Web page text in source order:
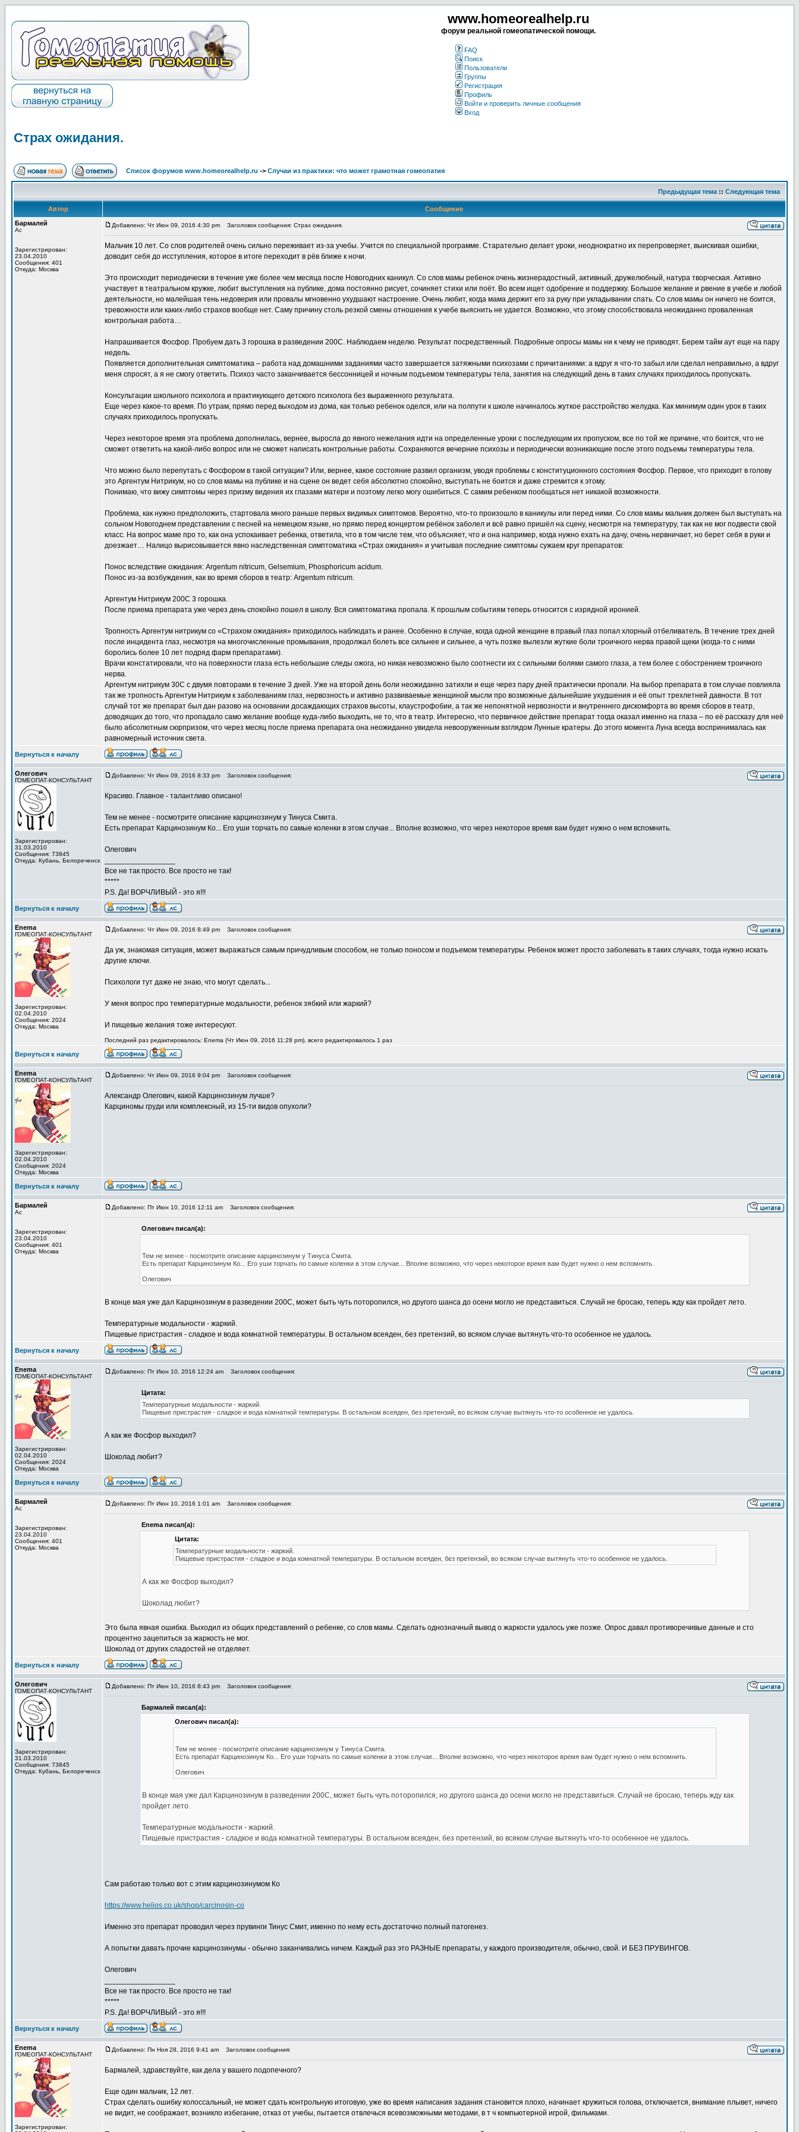
www.homeorealhelp.ru
форум реальной гомеопатической помощи.
FAQ
Поиск
Пользователи
Группы
Регистрация
Профиль
Войти и проверить личные сообщения
Вход
Страх ожидания.
Список форумов www.homeorealhelp.ru -> Случаи из практики: что может грамотная гомеопатия
Предыдущая тема :: Следующая тема
Автор
Сообщение
Бармалей
Ас
Зарегистрирован:
23.04.2010
Сообщения: 401
Откуда: Москва
Добавлено: Чт Июн 09, 2016 4:30 pm Заголовок сообщения: Страх ожидания.
Мальчик 10 лет. Со слов родителей очень сильно переживает из-за учебы. Учится по специальной программе. Старательно делает уроки, неоднократно их перепроверяет, выискивая ошибки,
доводит себя до исступления, которое в итоге переходит в рёв ближе к ночи.
Это происходит периодически в течение уже более чем месяца после Новогодних каникул. Со слов мамы ребенок очень жизнерадостный, активный, дружелюбный, натура творческая. Активно
участвует в театральном кружке, любит выступления на публике, дома постоянно рисует, сочиняет стихи или поёт. Во всем ищет одобрение и поддержку. Большое желание и рвение в учебе и любой
деятельности, но малейшая тень недоверия или провалы мгновенно ухудшают настроение. Очень любит, когда мама держит его за руку при укладывании спать. Со слов мамы он ничего не боится,
тревожности или каких-либо страхов вообще нет. Саму причину столь резкой смены отношения к учебе выяснить не удается. Возможно, что этому способствовала неожиданно проваленная
контрольная работа…
Напрашивается Фосфор. Пробуем дать 3 горошка в разведении 200С. Наблюдаем неделю. Результат посредственный. Подробные опросы мамы ни к чему не приводят. Берем тайм аут еще на пару
недель.
Появляется дополнительная симптоматика – работа над домашними заданиями часто завершается затяжными психозами с причитаниями: а вдруг я что-то забыл или сделал неправильно, а вдруг
меня спросят, а я не смогу ответить. Психоз часто заканчивается бессонницей и ночным подъемом температуры тела, занятия на следующий день в таких случаях приходилось пропускать.
Консультации школьного психолога и практикующего детского психолога без выраженного результата.
Еще через какое-то время. По утрам, прямо перед выходом из дома, как только ребенок оделся, или на полпути к школе начиналось жуткое расстройство желудка. Как минимум один урок в таких
случаях приходилось пропускать.
Через некоторое время эта проблема дополнилась, вернее, выросла до явного нежелания идти на определенные уроки с последующим их пропуском, все по той же причине, что боится, что не
сможет ответить на какой-либо вопрос или не сможет написать контрольные работы. Сохраняются вечерние психозы и периодически возникающие после этого подъемы температуры тела.
Что можно было перепутать с Фосфором в такой ситуации? Или, вернее, какое состояние развил организм, уводя проблемы с конституционного состояния Фосфор. Первое, что приходит в голову
это Аргентум Нитрикум, но со слов мамы на публике и на сцене он ведет себя абсолютно спокойно, выступать не боится и даже стремится к этому.
Понимаю, что вижу симптомы через призму видения их глазами матери и поэтому легко могу ошибиться. С самим ребенком пообщаться нет никакой возможности.
Проблема, как нужно предположить, стартовала много раньше первых видимых симптомов. Вероятно, что-то произошло в каникулы или перед ними. Со слов мамы мальчик должен был выступать на
сольном Новогоднем представлении с песней на немецком языке, но прямо перед концертом ребёнок заболел и всё равно пришёл на сцену, несмотря на температуру, так как не мог подвести свой
класс. На вопрос маме про то, как она успокаивает ребенка, ответила, что в том числе тем, что объясняет, что и она например, когда нужно ехать на дачу, очень нервничает, но берет себя в руки и
доезжает… Налицо вырисовывается явно наследственная симптоматика «Страх ожидания» и учитывая последние симптомы сужаем круг препаратов:
Понос вследствие ожидания: Argentum nitricum, Gelsemium, Phosphoricum acidum.
Понос из-за возбуждения, как во время сборов в театр: Argentum nitricum.
Аргентум Нитрикум 200С 3 горошка.
После приема препарата уже через день спокойно пошел в школу. Вся симптоматика пропала. К прошлым событиям теперь относится с изрядной иронией.
Тропность Аргентум нитрикум со «Страхом ожидания» приходилось наблюдать и ранее. Особенно в случае, когда одной женщине в правый глаз попал хлорный отбеливатель. В течение трех дней
после инцидента глаз, несмотря на многочисленные промывания, продолжал болеть все сильнее и сильнее, а чуть позже вылезли жуткие боли троичного нерва правой щеки (когда-то с ними
боролись более 10 лет подряд фарм препаратами).
Врачи констатировали, что на поверхности глаза есть небольшие следы ожога, но никак невозможно было соотнести их с сильными болями самого глаза, а тем более с обострением троичного
нерва.
Аргентум нитрикум 30С с двумя повторами в течение 3 дней. Уже на второй день боли неожиданно затихли и еще через пару дней практически пропали. На выбор препарата в том случае повлияла
так же тропность Аргентум Нитрикум к заболеваниям глаз, нервозность и активно развиваемые женщиной мысли про возможные дальнейшие ухудшения и её опыт трехлетней давности. В тот
случай тот же препарат был дан разово на основании досаждающих страхов высоты, клаустрофобии, а так же непонятной нервозности и внутреннего дискомфорта во время сборов в театр,
доводящих до того, что пропадало само желание вообще куда-либо выходить, не то, что в театр. Интересно, что первичное действие препарат тогда оказал именно на глаза – по её рассказу для неё
было абсолютным сюрпризом, что через месяц после приема препарата она неожиданно увидела невооруженным взглядом Лунные кратеры. До этого момента Луна всегда воспринималась как
равномерный источник света.
Вернуться к началу
Олегович
ГОМЕОПАТ-КОНСУЛЬТАНТ
Зарегистрирован:
31.03.2010
Сообщения: 73845
Откуда: Кубань, Белореченск
Добавлено: Чт Июн 09, 2016 8:33 pm Заголовок сообщения:
Красиво. Главное - талантливо описано!
Тем не менее - посмотрите описание карцинозинум у Тинуса Смита.
Есть препарат Карцинозинум Ко... Его уши торчать по самые коленки в этом случае... Вполне возможно, что через некоторое время вам будет нужно о нем вспомнить.
Олегович
Все не так просто. Все просто не так!
*****
P.S. Да! ВОРЧЛИВЫЙ - это я!!!
Вернуться к началу
Enema
ГОМЕОПАТ-КОНСУЛЬТАНТ
Зарегистрирован:
02.04.2010
Сообщения: 2024
Откуда: Москва
Добавлено: Чт Июн 09, 2016 8:49 pm Заголовок сообщения:
Да уж, знакомая ситуация, может выражаться самым причудливым способом, не только поносом и подъемом температуры. Ребенок может просто заболевать в таких случаях, тогда нужно искать
другие ключи.
Психологи тут даже не знаю, что могут сделать...
У меня вопрос про температурные модальности, ребенок зябкий или жаркий?
И пищевые желания тоже интересуют.
Последний раз редактировалось: Enema (Чт Июн 09, 2016 11:28 pm), всего редактировалось 1 раз
Вернуться к началу
Enema
ГОМЕОПАТ-КОНСУЛЬТАНТ
Зарегистрирован:
02.04.2010
Сообщения: 2024
Откуда: Москва
Добавлено: Чт Июн 09, 2016 9:04 pm Заголовок сообщения:
Александр Олегович, какой Карцинозинум лучше?
Карциномы груди или комплексный, из 15-ти видов опухоли?
Вернуться к началу
Бармалей
Ас
Зарегистрирован:
23.04.2010
Сообщения: 401
Откуда: Москва
Добавлено: Пт Июн 10, 2016 12:11 am Заголовок сообщения:
Олегович писал(а):
Тем не менее - посмотрите описание карцинозинум у Тинуса Смита.
Есть препарат Карцинозинум Ко... Его уши торчать по самые коленки в этом случае... Вполне возможно, что через некоторое время вам будет нужно о нем вспомнить.
Олегович
В конце мая уже дал Карцинозинум в разведении 200С, может быть чуть поторопился, но другого шанса до осени могло не представиться. Случай не бросаю, теперь жду как пройдет лето.
Температурные модальности - жаркий.
Пищевые пристрастия - сладкое и вода комнатной температуры. В остальном всеяден, без претензий, во всяком случае вытянуть что-то особенное не удалось.
Вернуться к началу
Enema
ГОМЕОПАТ-КОНСУЛЬТАНТ
Зарегистрирован:
02.04.2010
Сообщения: 2024
Откуда: Москва
Добавлено: Пт Июн 10, 2016 12:24 am Заголовок сообщения:
Цитата:
Температурные модальности - жаркий.
Пищевые пристрастия - сладкое и вода комнатной температуры. В остальном всеяден, без претензий, во всяком случае вытянуть что-то особенное не удалось.
А как же Фосфор выходил?
Шоколад любит?
Вернуться к началу
Бармалей
Ас
Зарегистрирован:
23.04.2010
Сообщения: 401
Откуда: Москва
Добавлено: Пт Июн 10, 2016 1:01 am Заголовок сообщения:
Enema писал(а):
Цитата:
Температурные модальности - жаркий.
Пищевые пристрастия - сладкое и вода комнатной температуры. В остальном всеяден, без претензий, во всяком случае вытянуть что-то особенное не удалось.
А как же Фосфор выходил?
Шоколад любит?
Это была явная ошибка. Выходил из общих представлений о ребенке, со слов мамы. Сделать однозначный вывод о жаркости удалось уже позже. Опрос давал противоречивые данные и сто
процентно зацепиться за жаркость не мог.
Шоколад от других сладостей не отделяет.
Вернуться к началу
Олегович
ГОМЕОПАТ-КОНСУЛЬТАНТ
Зарегистрирован:
31.03.2010
Сообщения: 73845
Откуда: Кубань, Белореченск
Добавлено: Пт Июн 10, 2016 8:43 pm Заголовок сообщения:
Бармалей писал(а):
Олегович писал(а):
Тем не менее - посмотрите описание карцинозинум у Тинуса Смита.
Есть препарат Карцинозинум Ко... Его уши торчать по самые коленки в этом случае... Вполне возможно, что через некоторое время вам будет нужно о нем вспомнить.
Олегович
В конце мая уже дал Карцинозинум в разведении 200С, может быть чуть поторопился, но другого шанса до осени могло не представиться. Случай не бросаю, теперь жду как
пройдет лето.
Температурные модальности - жаркий.
Пищевые пристрастия - сладкое и вода комнатной температуры. В остальном всеяден, без претензий, во всяком случае вытянуть что-то особенное не удалось.
Сам работаю только вот с этим карцинозинумом Ко
https://www.helios.co.uk/shop/carcinosin-co
Именно это препарат проводил через прувинги Тинус Смит, именно по нему есть достаточно полный патогенез.
А попытки давать прочие карцинозинумы - обычно заканчивались ничем. Каждый раз это РАЗНЫЕ препараты, у каждого производителя, обычно, свой. И БЕЗ ПРУВИНГОВ.
Олегович
Все не так просто. Все просто не так!
*****
P.S. Да! ВОРЧЛИВЫЙ - это я!!!
Вернуться к началу
Enema
ГОМЕОПАТ-КОНСУЛЬТАНТ
Зарегистрирован:
Добавлено: Пн Ноя 28, 2016 9:41 am Заголовок сообщения:
Бармалей, здравствуйте, как дела у вашего подопечного?
Еще один мальчик, 12 лет.
Страх сделать ошибку колоссальный, не может сдать контрольную итоговую, уже во время написания задания становится плохо, начинает кружиться голова, отключается, внимание плывет, ничего
не видит, не соображает, возникло избегание, отказ от учебы, пытается отвлечься всевозможными методами, в т ч компьютерной игрой, фильмами.